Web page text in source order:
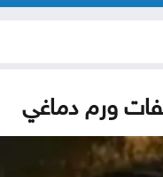
ورم دماغي